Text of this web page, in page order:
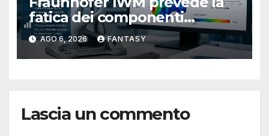
fatica dei componenti
metallici stampati in 3D
AGO 6, 2026 FANTASY
Lascia un commento